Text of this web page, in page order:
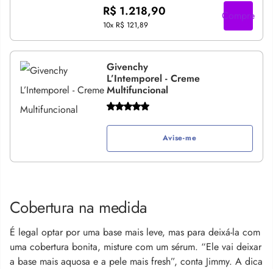
R$ 1.218,90
10x R$ 121,89
Compre
Givenchy
L’Intemporel - Creme
Multifuncional
Avise-me
Cobertura na medida
É legal optar por uma base mais leve, mas para deixá-la com
uma cobertura bonita, misture com um sérum. “Ele vai deixar
a base mais aquosa e a pele mais fresh”, conta Jimmy. A dica